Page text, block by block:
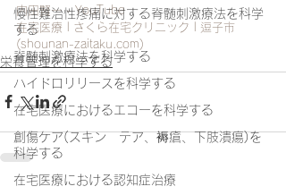
慢性難治性疼痛に対する脊髄刺激療法を科学
する
脊髄刺激療法を科学する
ハイドロリリースを科学する
在宅医療におけるエコーを科学する
創傷ケア(スキン テア、褥瘡、下肢潰瘍)を
科学する
在宅医療における認知症治療
内田賢一 - YouTube
在宅医療 | さくら在宅クリニック | 逗子市
(shounan-zaitaku.com)
栄養管理を科学する